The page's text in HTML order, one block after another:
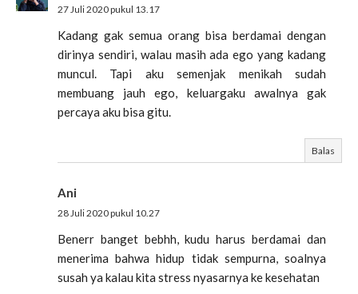
27 Juli 2020 pukul 13.17
Kadang gak semua orang bisa berdamai dengan
dirinya sendiri, walau masih ada ego yang kadang
muncul. Tapi aku semenjak menikah sudah
membuang jauh ego, keluargaku awalnya gak
percaya aku bisa gitu.
Balas
Ani
28 Juli 2020 pukul 10.27
Benerr banget bebhh, kudu harus berdamai dan
menerima bahwa hidup tidak sempurna, soalnya
susah ya kalau kita stress nyasarnya ke kesehatan